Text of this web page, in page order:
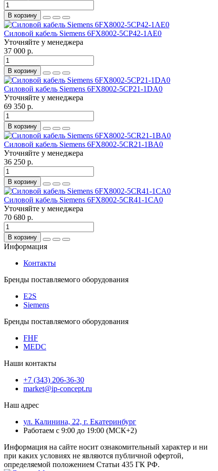
В корзину
Силовой кабель Siemens 6FX8002-5CP42-1AE0
Уточняйте у менеджера
37 000 р.
В корзину
Силовой кабель Siemens 6FX8002-5CP21-1DA0
Уточняйте у менеджера
69 350 р.
В корзину
Силовой кабель Siemens 6FX8002-5CR21-1BA0
Уточняйте у менеджера
36 250 р.
В корзину
Силовой кабель Siemens 6FX8002-5CR41-1CA0
Уточняйте у менеджера
70 680 р.
В корзину
Информация
Контакты
Бренды поставляемого оборудования
E2S
Siemens
Бренды поставляемого оборудования
FHF
MEDC
Наши контакты
+7 (343) 206-36-30
market@ip-concept.ru
Наш адрес
ул. Калинина, 22, г. Екатеринбург
Работаем с 9:00 до 19:00 (МСК+2)
Информация на сайте носит ознакомительный характер и ни
при каких условиях не являются публичной офертой,
определяемой положением Статьи 435 ГК РФ.